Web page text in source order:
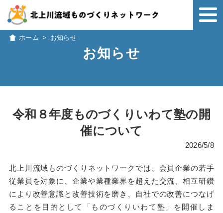
ホーム > お知らせ
お知らせ
令和８年度ものづくりいわて塾の開
催について
2026/5/8
北上川流域ものづくりネットワークでは、会員企業の若手
従業員を対象に、企業や業種業界を超えた交流、相互研鑽
により改善意識と改善技術を磨き、自社での改善につなげ
ることを目的として「ものづくりいわて塾」を開催しま